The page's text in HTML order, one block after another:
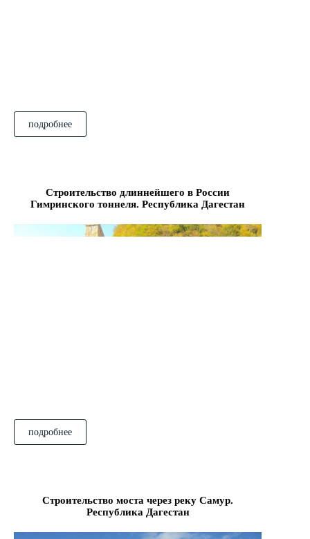
подробнее
Строительство длиннейшего в России
Гимринского тоннеля. Республика Дагестан
подробнее
Строительство моста через реку Самур.
Республика Дагестан